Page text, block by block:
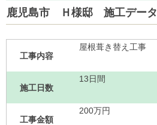
鹿児島市 Ｈ様邸 施工データ
工事内容
屋根葺き替え工事
施工日数
13日間
工事金額
200万円